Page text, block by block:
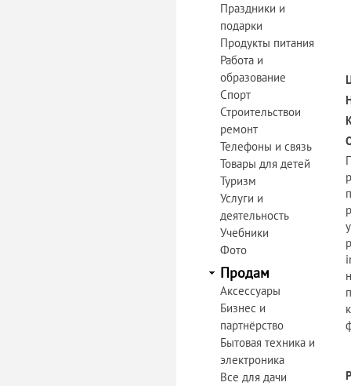
Праздники и
подарки
Продукты питания
Работа и
образование
Спорт
Строительствои
ремонт
Телефоны и связь
Товары для детей
Туризм
Услуги и
деятельность
Учебники
Фото
Продам
Аксессуары
Бизнес и
партнёрство
Бытовая техника и
электроника
Все для дачи